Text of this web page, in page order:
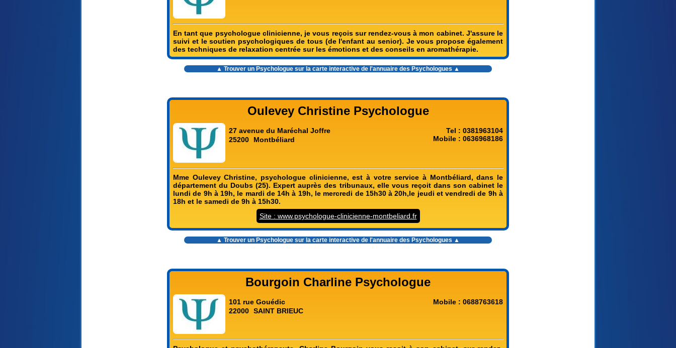
En tant que psychologue clinicienne, je vous reçois sur rendez-vous à mon cabinet. J'assure le
suivi et le soutien psychologiques de tous (de l'enfant au senior). Je vous propose également
des techniques de relaxation centrée sur les émotions et des conseils en aromathérapie.
▲ Trouver un Psychologue sur la carte interactive de l'annuaire des Psychologues ▲
Oulevey Christine Psychologue
27 avenue du Maréchal Joffre
25200
Montbéliard
Tel : 0381963104
Mobile : 0636968186
Mme Oulevey Christine, psychologue clinicienne, est à votre service à Montbéliard, dans le
département du Doubs (25). Expert auprès des tribunaux, elle vous reçoit dans son cabinet le
lundi de 9h à 19h, le mardi de 14h à 19h, le mercredi de 15h30 à 20h,le jeudi et vendredi de 9h à
18h et le samedi de 9h à 15h30.
Site : www.psychologue-clinicienne-montbeliard.fr
▲ Trouver un Psychologue sur la carte interactive de l'annuaire des Psychologues ▲
Bourgoin Charline Psychologue
101 rue Gouédic
22000 SAINT BRIEUC
Mobile : 0688763618